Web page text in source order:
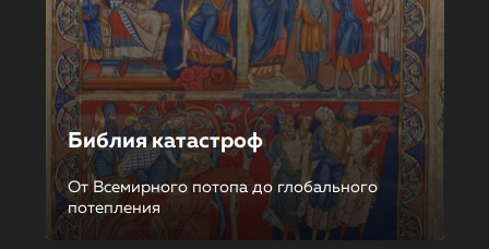
Библия катастроф
От Всемирного потопа до глобального
потепления